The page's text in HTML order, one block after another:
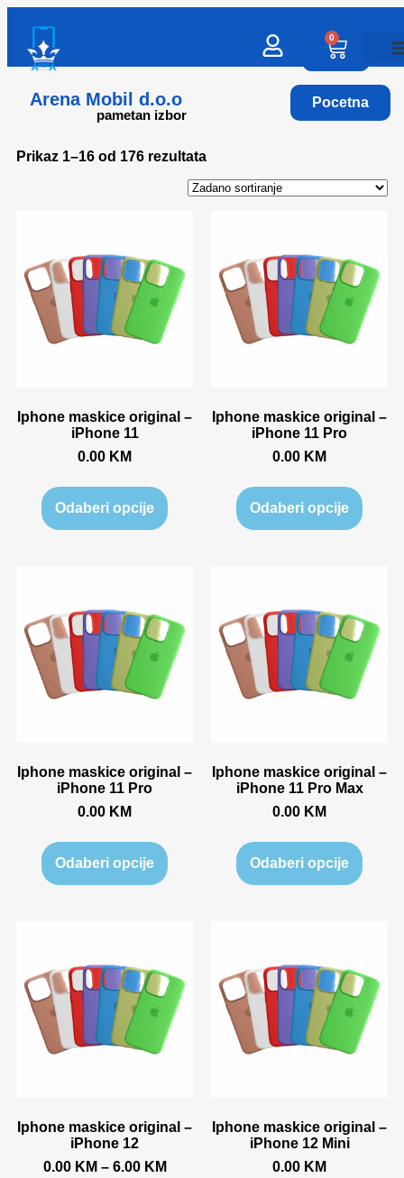
Arena Mobil d.o.o
pametan izbor
0
Pocetna
Prikaz 1–16 od 176 rezultata
Iphone maskice original –
iPhone 11
0.00 KM
Odaberi opcije
Iphone maskice original –
iPhone 11 Pro
0.00 KM
Odaberi opcije
Iphone maskice original –
iPhone 11 Pro
0.00 KM
Odaberi opcije
Iphone maskice original –
iPhone 11 Pro Max
0.00 KM
Odaberi opcije
Iphone maskice original –
iPhone 12
0.00 KM – 6.00 KM
Iphone maskice original –
iPhone 12 Mini
0.00 KM